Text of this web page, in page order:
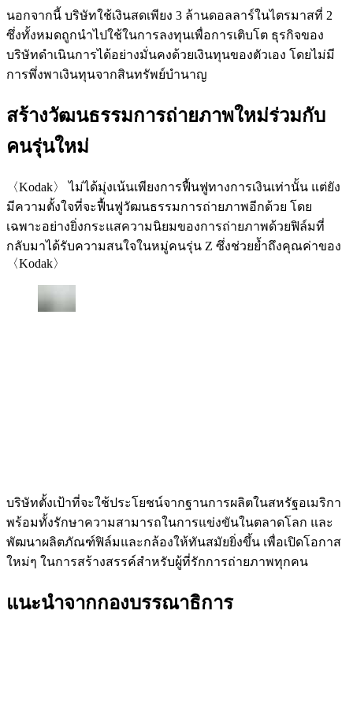
นอกจากนี้ บริษัทใช้เงินสดเพียง 3 ล้านดอลลาร์ในไตรมาสที่ 2
ซึ่งทั้งหมดถูกนำไปใช้ในการลงทุนเพื่อการเติบโต ธุรกิจของ
บริษัทดำเนินการได้อย่างมั่นคงด้วยเงินทุนของตัวเอง โดยไม่มี
การพึ่งพาเงินทุนจากสินทรัพย์บำนาญ
สร้างวัฒนธรรมการถ่ายภาพใหม่ร่วมกับ
คนรุ่นใหม่
〈Kodak〉 ไม่ได้มุ่งเน้นเพียงการฟื้นฟูทางการเงินเท่านั้น แต่ยัง
มีความตั้งใจที่จะฟื้นฟูวัฒนธรรมการถ่ายภาพอีกด้วย โดย
เฉพาะอย่างยิ่งกระแสความนิยมของการถ่ายภาพด้วยฟิล์มที่
กลับมาได้รับความสนใจในหมู่คนรุ่น Z ซึ่งช่วยย้ำถึงคุณค่าของ
〈Kodak〉
บริษัทตั้งเป้าที่จะใช้ประโยชน์จากฐานการผลิตในสหรัฐอเมริกา
พร้อมทั้งรักษาความสามารถในการแข่งขันในตลาดโลก และ
พัฒนาผลิตภัณฑ์ฟิล์มและกล้องให้ทันสมัยยิ่งขึ้น เพื่อเปิดโอกาส
ใหม่ๆ ในการสร้างสรรค์สำหรับผู้ที่รักการถ่ายภาพทุกคน
แนะนำจากกองบรรณาธิการ